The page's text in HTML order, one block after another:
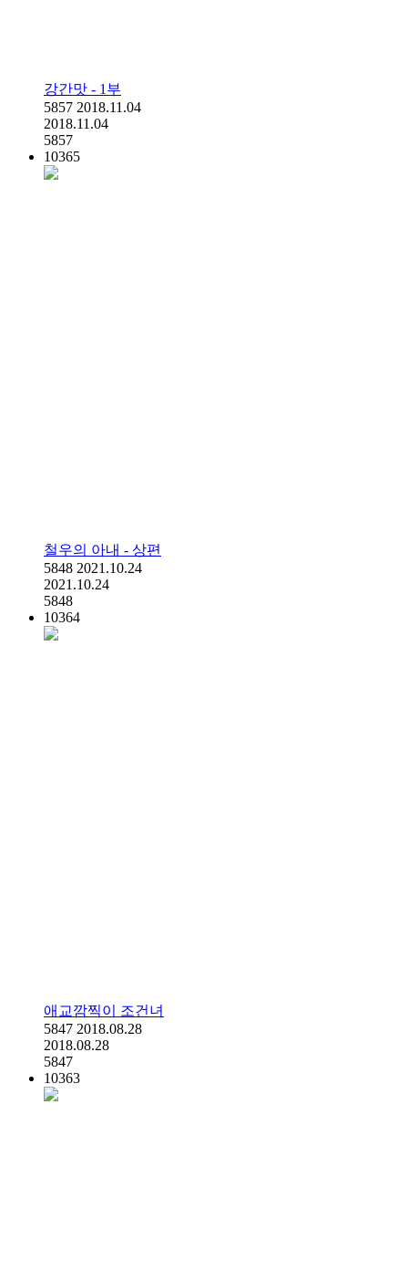
강간맛 - 1부
5857 2018.11.04
2018.11.04
5857
10365
철우의 아내 - 상편
5848 2021.10.24
2021.10.24
5848
10364
애교깜찍이 조건녀
5847 2018.08.28
2018.08.28
5847
10363